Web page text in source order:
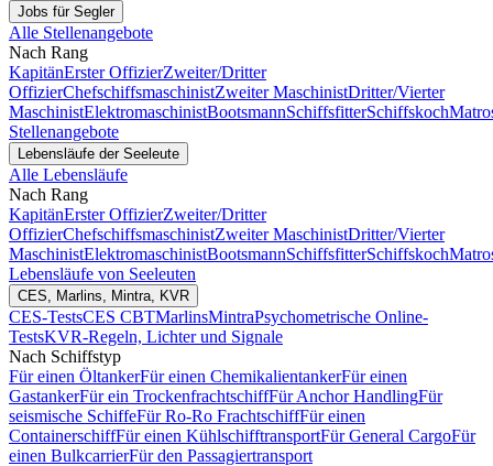
Jobs für Segler
Alle Stellenangebote
Nach Rang
KapitänErster OffizierZweiter/Dritter
OffizierChefschiffsmaschinistZweiter MaschinistDritter/Vierter
MaschinistElektromaschinistBootsmannSchiffsfitterSchiffskoch
Stellenangebote
Lebensläufe der Seeleute
Alle Lebensläufe
Nach Rang
KapitänErster OffizierZweiter/Dritter
OffizierChefschiffsmaschinistZweiter MaschinistDritter/Vierter
MaschinistElektromaschinistBootsmannSchiffsfitterSchiffskoch
Lebensläufe von Seeleuten
CES, Marlins, Mintra, KVR
CES-TestsCES CBTMarlinsMintraPsychometrische Online-
TestsKVR-Regeln, Lichter und Signale
Nach Schiffstyp
Für einen ÖltankerFür einen ChemikalientankerFür einen
GastankerFür ein TrockenfrachtschiffFür Anchor HandlingFür
seismische SchiffeFür Ro-Ro FrachtschiffFür einen
ContainerschiffFür einen KühlschifftransportFür General CargoFür
einen BulkcarrierFür den Passagiertransport